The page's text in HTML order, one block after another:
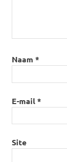
Naam *
E-mail*
Site